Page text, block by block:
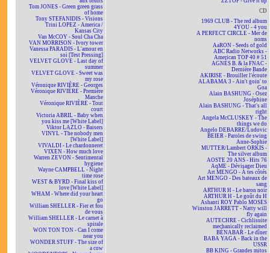
Tom JONES - Green green grass
of home
Tony STEFANIDIS - Visions
Trini LOPEZ - America /
Kansas City
Van McCOY - Soul Cha Cha
VAN MORRISON - Ivory tower
Vanessa PARADIS - L'amour en
soi [Test Pressing]
VELVET GLOVE - Last day of
summer
VELVET GLOVE - Sweet was
my rose
Véronique RIVIÈRE - Georges
Véronique RIVIÈRE - Première
Manche
Véronique RIVIÈRE - Tout
court
Victoria ABRIL - Baby when
you kiss me [White Label]
Viktor LAZLO - Baisers
VINYL - The nobody men
[White Label]
VIVALDI - Le chardonneret
VIXEN - How much love
Warren ZEVON - Sentimental
hygiene
Wayne CAMPBELL - Night
time rose
WEST & BYRD - Final kiss of
love [White Label]
WHAM - Where did your heart
go
William SHELLER - Fier et fou
de vous
William SHELLER - Le carnet à
spirale
WON TON TON - Can I come
near you
WONDER STUFF - The size of
a cow
CD
1969 CLUB - The red album
4YOU - 4 you
A PERFECT CIRCLE - Mer de
noms
AaRON - Seeds of gold
ABC Radio Networks -
American TOP 40 # 51
AGNÈS B. & la FNAC -
Dernière Bande
AKIRISE - Brouiller l'écoute
ALABAMA 3 - Ain't goin' to
Goa
Alain BASHUNG - Osez
Joséphine
Alain BASHUNG - That's all
right
Angela McCLUSKEY - The
things we do
Angelo DEBARRE/Ludovic
BEIER - Paroles de swing
Anne-Sophie
MUTTER/Lambert ORKIS -
The silver album
AOSTE 20 ANS - Hits 76
AqME - Dévisager Dieu
Art MENGO - À tes côtés
Art MENGO - Des bateaux de
sang
ARTHUR H - Le baron noir
ARTHUR H - Le goût du H
Ashanti ROY Pablo MOSES
Winston JARRETT - Natty will
fly again
AUTECHRE - Cichlisuite
mechanically reclaimed
BÉNABAR - Le dîner
BABA YAGA - Back in the
USSR
BB KING - Grandes mitos